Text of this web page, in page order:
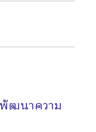
พัฒนาความ